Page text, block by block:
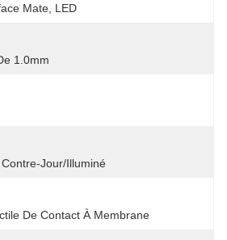
Mate, LED
1.0mm
Jour/illuminé
De Contact À Membrane